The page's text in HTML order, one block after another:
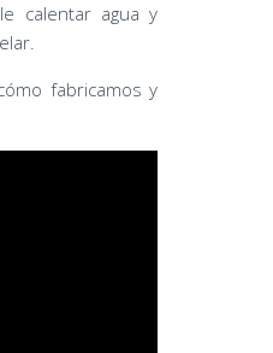
calentar agua y
fabricamos y